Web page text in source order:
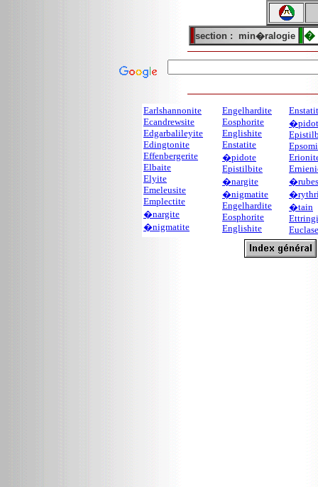
section : min�ralogie �
Earlshannonite
Ecandrewsite
Edgarbalileyite
Edingtonite
Effenbergerite
Elbaite
Elyite
Emeleusite
Emplectite
�nargite
�nigmatite
Engelhardite
Eosphorite
Englishite
Enstatite
�pidote
Epistilbite
�nargite
�nigmatite
Engelhardite
Eosphorite
Englishite
�tain
Euclase